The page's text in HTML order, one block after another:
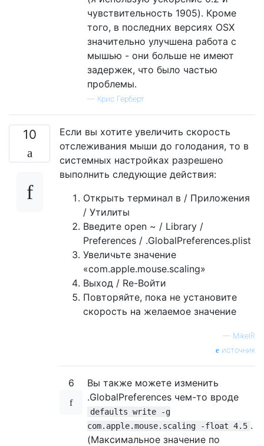
чувствительность 1905). Кроме
того, в последних версиях OSX
значительно улучшена работа с
мышью - они больше не имеют
задержек, что было частью
проблемы.
— Крис Герберт
10
Если вы хотите увеличить скорость
отслеживания мыши до голодания, то в
системных настройках разрешено
выполнить следующие действия:
Открыть терминал в / Приложения
/ Утилиты
Введите open ~ / Library /
Preferences / .GlobalPreferences.plist
Увеличьте значение
«com.apple.mouse.scaling»
Выход / Re-Войти
Повторяйте, пока не установите
скорость на желаемое значение
— MikelR
источник
6
Вы также можете изменить
.GlobalPreferences чем-то вроде
defaults write -g
com.apple.mouse.scaling -float 4.5 .
(Максимальное значение по